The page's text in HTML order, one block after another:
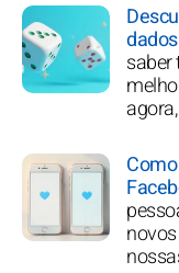
dados
saber